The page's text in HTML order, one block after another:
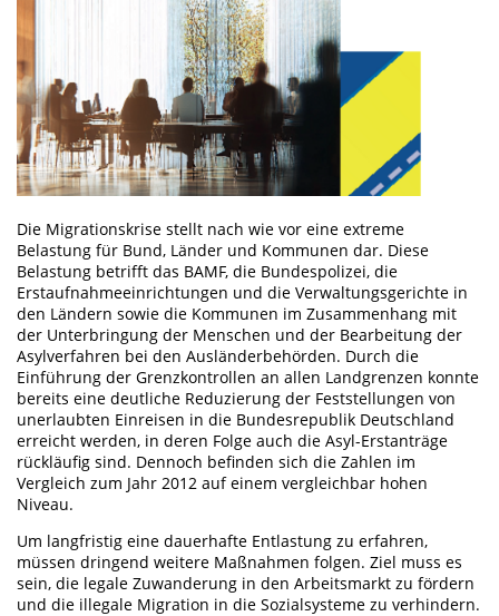
Die Migrationskrise stellt nach wie vor eine extreme
Belastung für Bund, Länder und Kommunen dar. Diese
Belastung betrifft das BAMF, die Bundespolizei, die
Erstaufnahmeeinrichtungen und die Verwaltungsgerichte in
den Ländern sowie die Kommunen im Zusammenhang mit
der Unterbringung der Menschen und der Bearbeitung der
Asylverfahren bei den Ausländerbehörden. Durch die
Einführung der Grenzkontrollen an allen Landgrenzen konnte
bereits eine deutliche Reduzierung der Feststellungen von
unerlaubten Einreisen in die Bundesrepublik Deutschland
erreicht werden, in deren Folge auch die Asyl-Erstanträge
rückläufig sind. Dennoch befinden sich die Zahlen im
Vergleich zum Jahr 2012 auf einem vergleichbar hohen
Niveau.
Um langfristig eine dauerhafte Entlastung zu erfahren,
müssen dringend weitere Maßnahmen folgen. Ziel muss es
sein, die legale Zuwanderung in den Arbeitsmarkt zu fördern
und die illegale Migration in die Sozialsysteme zu verhindern.